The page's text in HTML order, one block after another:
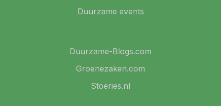
Duurzame events
Duurzame-Blogs.com
Groenezaken.com
Stoeries.nl